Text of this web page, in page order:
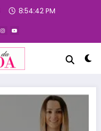
8:54:43 PM